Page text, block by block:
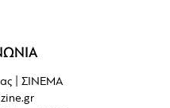
| ΣΙΝΕΜΑ